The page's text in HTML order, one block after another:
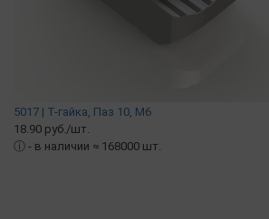
5017 | Т-гайка, Паз 10, М6
18.90 руб./шт.
ⓘ - в наличии ≈ 168000 шт.